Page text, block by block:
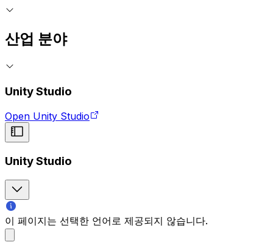
산업 분야
Unity Studio
Open Unity Studio
Unity Studio
이 페이지는 선택한 언어로 제공되지 않습니다.